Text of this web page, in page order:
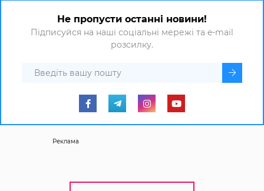
Не пропусти останні новини!
Підписуйся на наші соціальні мережі та e-mail
розсилку.
Реклама